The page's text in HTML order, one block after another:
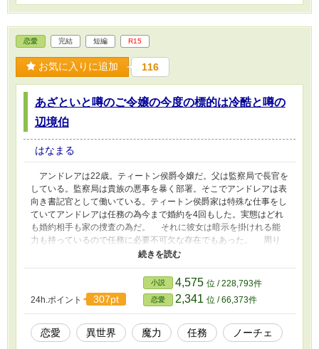
恋愛 完結 短編 R15
お気に入りに追加 116
あざといと噂のご令嬢の今度の標的は冷酷と噂の
辺境伯
はなまる
アンドレアは22歳。ティートン侯爵令嬢だ。父は監察局で長官を
している。監察局は貴族の悪事を暴く部署。そこでアンドレアは表
向き書記官として働いている。ティートン侯爵家は特殊な仕事をし
ていてアンドレアは任務の為今まで婚約を4回もした。実態はどれ
も婚約相手も家の捜査の為だ。 それに彼女は暗示を掛けれる能
力も持っているので任務に必要不可欠な存在でもあった。 周り
はそんな事情も知らず婚約破棄を4回もしたあざといご令嬢と噂を
されてもいるがアンドレア自身はそんな事はあまり気にしていな
い。 彼女は人の悪意を感じ取れるせいで結婚を夢見ることはな
かった。 そして今回も任務で冷酷と噂のあるロベルト・エーク
ランド辺境伯に近づく事に。 婚約の話をまとめて辺境伯に近づ
くはずだったのに、エークランド辺境伯には魅了や暗示を弾く能力
があって暗示が効いたかも分からない始末。 あげくにアンドレ
アが彼を好きだと言う事になってしまった。 一緒にしばらく付
24h.ポイント 307pt
小説 4,575 位 / 228,793件
恋愛 2,341 位 / 66,373件
恋愛 異世界 魔力 任務 ノーチェ